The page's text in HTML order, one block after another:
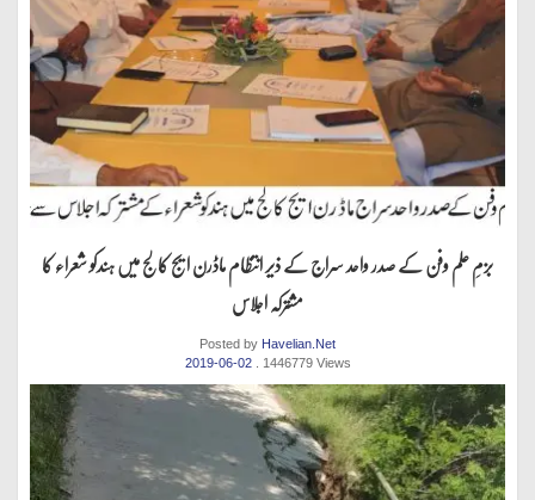
بزمِ علم وفن کے صدر واحد سراج کے ذیر انتظام ماڈرن ایج کالج میں ہندکو شعراء کا
مشترکہ اجلاس
Posted by Havelian.Net
2019-06-02 . 1446779 Views